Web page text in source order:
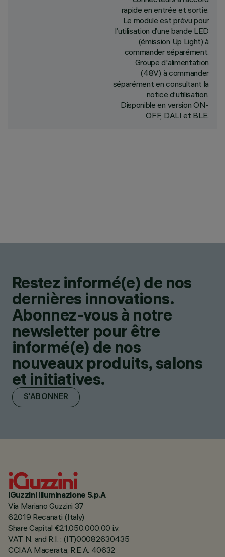
rapide en entrée et sortie.
Le module est prévu pour
l’utilisation d’une bande LED
(émission Up Light) à
commander séparément.
Groupe d'alimentation
(48V) à commander
séparément en consultant la
notice d’utilisation.
Disponible en version ON-
OFF, DALI et BLE.
Restez informé(e) de nos
dernières innovations.
Abonnez-vous à notre
newsletter pour être
informé(e) de nos
nouveaux produits, salons
et initiatives.
S'ABONNER
iGuzzini illuminazione S.p.A
Via Mariano Guzzini 37
62019 Recanati (Italy)
Share Capital €21.050.000,00 i.v.
VAT N. and R.I. : (IT)00082630435
CCIAA Macerata, R.E.A. 40632